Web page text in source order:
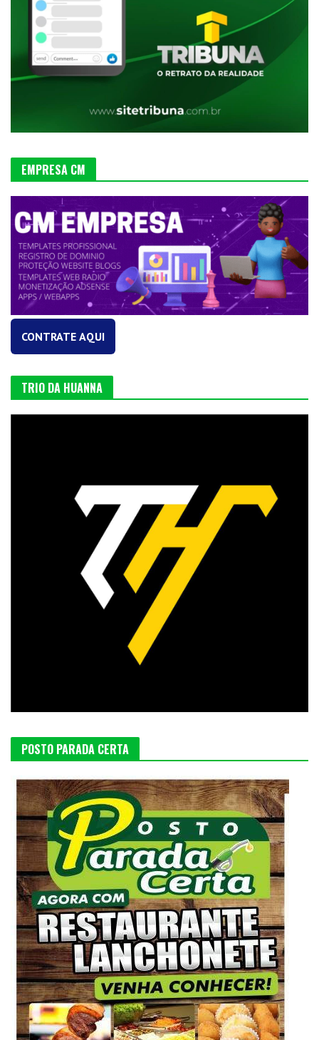
EMPRESA CM
CONTRATE AQUI
TRIO DA HUANNA
POSTO PARADA CERTA